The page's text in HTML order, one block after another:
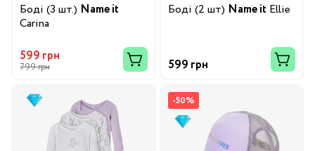
Боді (3 шт.) Name it
Carina
599 грн
799 грн
Боді (2 шт) Name it Ellie
599 грн
-50%